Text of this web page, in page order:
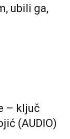
ubili ga,
– ključ
(AUDIO)